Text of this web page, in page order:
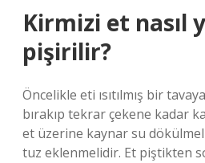
Kirmizi et nasıl
pişirilir?
Öncelikle eti ısıtılmış bir
bırakıp tekrar çekene kadar
et üzerine kaynar su
tuz eklenmelidir. Et piştikten